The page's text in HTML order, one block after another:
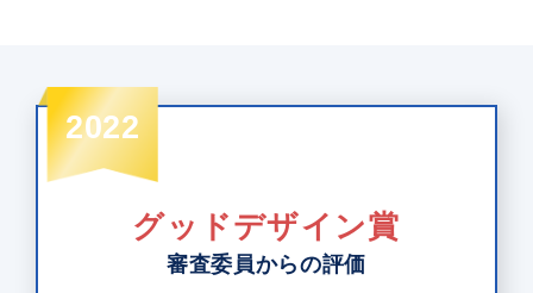
2022
グッドデザイン賞
審査委員からの評価